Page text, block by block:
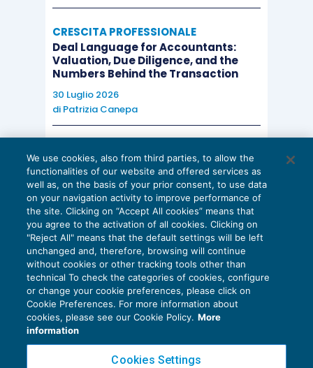
CRESCITA PROFESSIONALE
Deal Language for Accountants:
Valuation, Due Diligence, and the
Numbers Behind the Transaction
30 Luglio 2026
di Patrizia Canepa
EU AI Act e studi professionali: le
scadenze concrete
27 Luglio 2026
di Diego BarberieStefano Dovier
Privacy Policy
Cookie Policy
We use cookies, also from third parties, to allow the
functionalities of our website and offered services as
well as, on the basis of your prior consent, to use data
on your navigation activity to improve performance of
the site. Clicking on “Accept All cookies” means that
you agree to the activation of all cookies. Clicking on
"Reject All" means that the default settings will be left
unchanged and, therefore, browsing will continue
without cookies or other tracking tools other than
technical To check the categories of cookies, configure
or change your cookie preferences, please click on
Cookie Preferences. For more information about
cookies, please see our Cookie Policy. More
information
Cookies Settings